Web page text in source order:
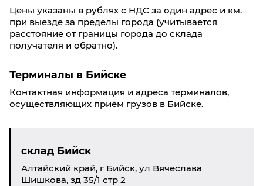
Цены указаны в рублях с НДС за один адрес и км.
при выезде за пределы города (учитывается
расстояние от границы города до склада
получателя и обратно).
Терминалы в Бийске
Контактная информация и адреса терминалов,
осуществляющих приём грузов в Бийске.
склад Бийск
Алтайский край, г Бийск, ул Вячеслава
Шишкова, зд 35/1 стр 2